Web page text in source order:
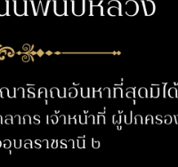
จกรรม